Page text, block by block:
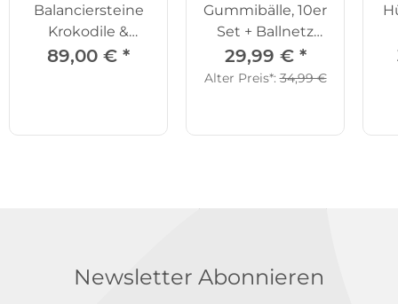
Balanciersteine
Krokodile &
Schildkröten,
89,00 € *
Gummibälle, 10er
Set + Ballnetz
GRATIS
29,99 € *
Alter Preis*:34,99 €
Newsletter Abonnieren